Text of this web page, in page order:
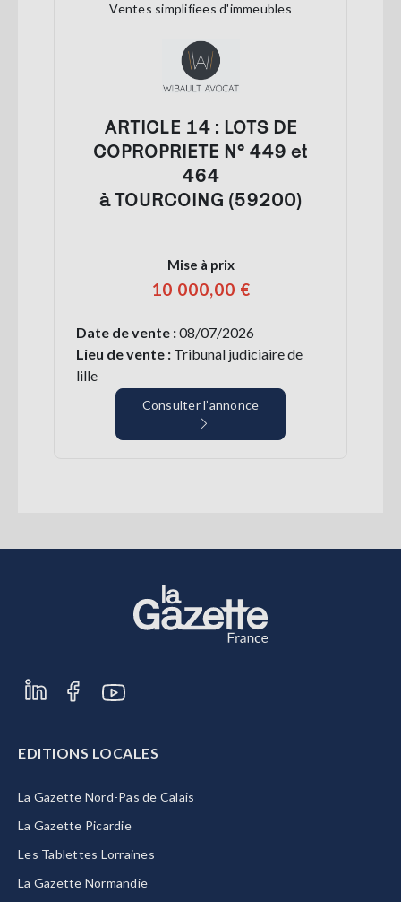
Ventes simplifiees d'immeubles
ARTICLE 14 : LOTS DE
COPROPRIETE N° 449 et
464
à TOURCOING (59200)
Mise à prix
10 000,00 €
Date de vente :08/07/2026
Lieu de vente : Tribunal judiciaire de
lille
Consulter l’annonce
EDITIONS LOCALES
La Gazette Nord-Pas de Calais
La Gazette Picardie
Les Tablettes Lorraines
La Gazette Normandie